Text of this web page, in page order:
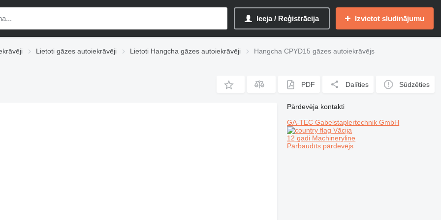
Ieeja / Reģistrācija Izvietot sludinājumu
Lietoti gāzes autoiekrāvēji Lietoti Hangcha gāzes autoiekrāvēji Hangcha CPYD15 gāzes autoiekrāvējs
PDF Dalīties Sūdzēties
Pārdevēja kontakti
GA-TEC Gabelstaplertechnik GmbH
Vācija
12 gadi Machineryline
Pārbaudīts pārdevējs